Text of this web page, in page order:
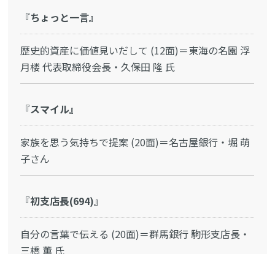
『ちょっと一言』
歴史的資産に価値見いだして (12面)＝東海の名園 浮
月楼 代表取締役会長・久保田 隆 氏
『スマイル』
家族を思う気持ちで提案 (20面)＝名古屋銀行・堀 萌
子さん
『初支店長(694)』
自分の言葉で伝える (20面)＝群馬銀行 駒形支店長・
三橋 薫 氏